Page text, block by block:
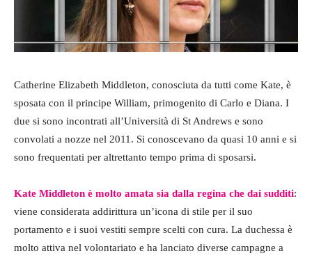
Catherine Elizabeth Middleton, conosciuta da tutti come Kate, è
sposata con il principe William, primogenito di Carlo e Diana. I
due si sono incontrati all’Università di St Andrews e sono
convolati a nozze nel 2011. Si conoscevano da quasi 10 anni e si
sono frequentati per altrettanto tempo prima di sposarsi.
Kate Middleton è molto amata sia dalla regina che dai sudditi:
viene considerata addirittura un’icona di stile per il suo
portamento e i suoi vestiti sempre scelti con cura. La duchessa è
molto attiva nel volontariato e ha lanciato diverse campagne a